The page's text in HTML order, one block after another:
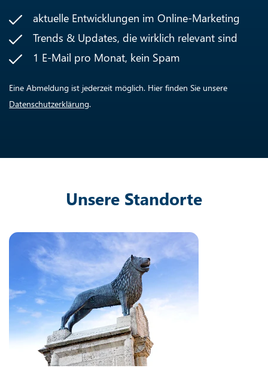
aktuelle Entwicklungen im Online-Marketing
Trends & Updates, die wirklich relevant sind
1 E-Mail pro Monat, kein Spam
Eine Abmeldung ist jederzeit möglich. Hier finden Sie unsere
Datenschutzerklärung.
Unsere Standorte